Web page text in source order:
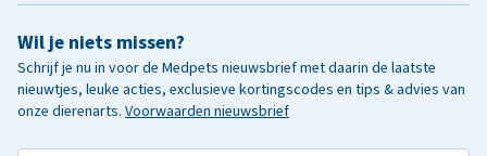
Wil je niets missen?
Schrijf je nu in voor de Medpets nieuwsbrief met daarin de laatste
nieuwtjes, leuke acties, exclusieve kortingscodes en tips & advies van
onze dierenarts. Voorwaarden nieuwsbrief